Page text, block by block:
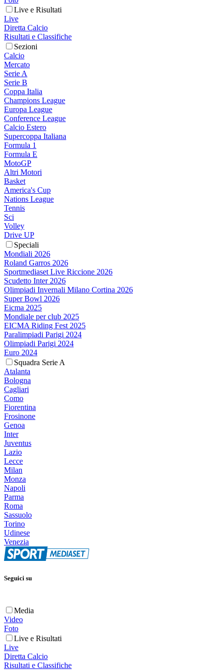
Live e Risultati
Live
Diretta Calcio
Risultati e Classifiche
Sezioni
Calcio
Mercato
Serie A
Serie B
Coppa Italia
Champions League
Europa League
Conference League
Calcio Estero
Supercoppa Italiana
Formula 1
Formula E
MotoGP
Altri Motori
Basket
America's Cup
Nations League
Tennis
Sci
Volley
Drive UP
Speciali
Mondiali 2026
Roland Garros 2026
Sportmediaset Live Riccione 2026
Scudetto Inter 2026
Olimpiadi Invernali Milano Cortina 2026
Super Bowl 2026
Eicma 2025
Mondiale per club 2025
EICMA Riding Fest 2025
Paralimpiadi Parigi 2024
Olimpiadi Parigi 2024
Euro 2024
Squadra Serie A
Atalanta
Bologna
Cagliari
Como
Fiorentina
Frosinone
Genoa
Inter
Juventus
Lazio
Lecce
Milan
Monza
Napoli
Parma
Roma
Sassuolo
Torino
Udinese
Venezia
Seguici su
Media
Video
Foto
Live e Risultati
Live
Diretta Calcio
Risultati e Classifiche